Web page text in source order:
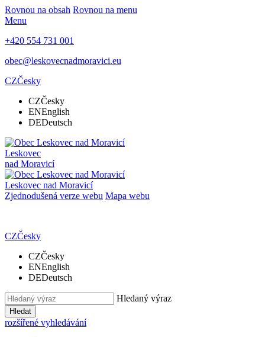
Rovnou na obsah Rovnou na menu
Menu
+420 554 731 001
obec@leskovecnadmoravici.eu
CZČesky
CZČesky
ENEnglish
DEDeutsch
Leskovec
nad Moravicí
Leskovec nad Moravicí
Zjednodušená verze webu Mapa webu
CZČesky
CZČesky
ENEnglish
DEDeutsch
Hledaný výraz
Hledat
rozšířené vyhledávání